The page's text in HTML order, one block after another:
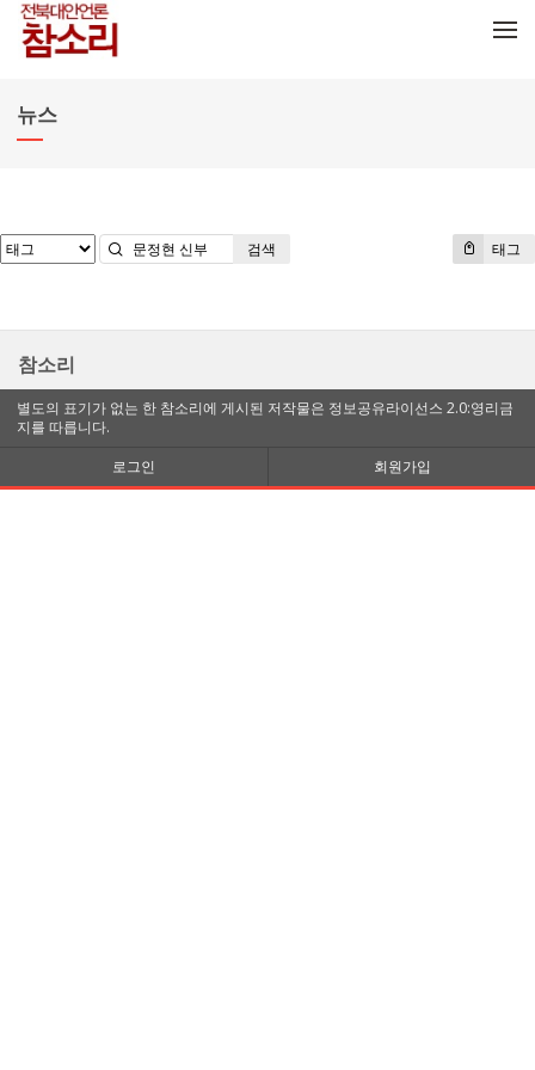
뉴스
태그
검색
참소리
별도의 표기가 없는 한 참소리에 게시된 저작물은 정보공유라이선스 2.0:영리금
지를 따릅니다.
로그인
회원가입